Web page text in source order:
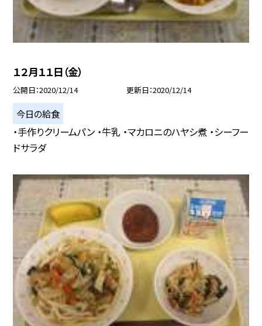
１２月１１日（金）
公開日 2020/12/14 更新日 2020/12/14
今日の給食
・手作りクリームパン ・牛乳 ・マカロニのハヤシ煮 ・シーフー
ドサラダ